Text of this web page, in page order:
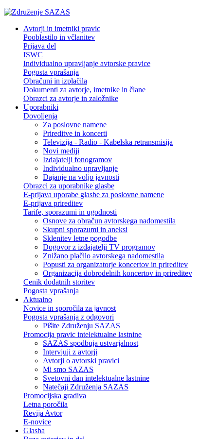
Avtorji in imetniki pravic
Pooblastilo in včlanitev
Prijava del
ISWC
Individualno upravljanje avtorske pravice
Pogosta vprašanja
Obračuni in izplačila
Dokumenti za avtorje, imetnike in člane
Obrazci za avtorje in založnike
Uporabniki
Dovoljenja
Za poslovne namene
Prireditve in koncerti
Televizija - Radio - Kabelska retransmisija
Novi mediji
Izdajatelji fonogramov
Individualno upravljanje
Dajanje na voljo javnosti
Obrazci za uporabnike glasbe
E-prijava uporabe glasbe za poslovne namene
E-prijava prireditev
Tarife, sporazumi in ugodnosti
Osnove za obračun avtorskega nadomestila
Skupni sporazumi in aneksi
Sklenitev letne pogodbe
Dogovor z izdajatelji TV programov
Znižano plačilo avtorskega nadomestila
Popusti za organizatorje koncertov in prireditev
Organizacija dobrodelnih koncertov in prireditev
Cenik dodatnih storitev
Pogosta vprašanja
Aktualno
Novice in sporočila za javnost
Pogosta vprašanja z odgovori
Pišite Združenju SAZAS
Promocija pravic intelektualne lastnine
SAZAS spodbuja ustvarjalnost
Intervjuji z avtorji
Avtorji o avtorski pravici
Mi smo SAZAS
Svetovni dan intelektualne lastnine
Natečaji Združenja SAZAS
Promocijska gradiva
Letna poročila
Revija Avtor
E-novice
Glasba